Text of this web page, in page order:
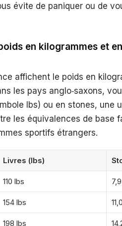
évite de paniquer ou de
en kilogrammes et
affichent le poids en
les pays anglo‑saxons,
lbs) ou en stones, une
les équivalences de base
sportifs étrangers.
Livres (lbs)
110 lbs
154 lbs
198 lbs